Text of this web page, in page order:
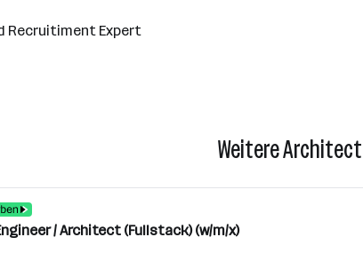
Recruitiment Expert
Weitere
/ Architect (Fullstack) (w/m/x)